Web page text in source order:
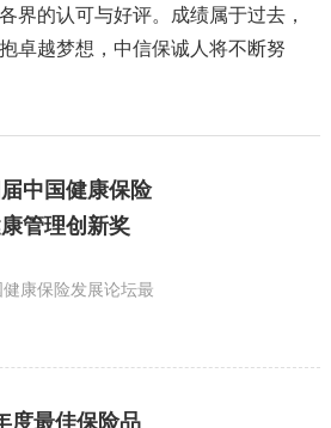
界的认可与好评。成绩属于过去，
卓越梦想，中信保诚人将不断努
中国健康保险
管理创新奖
康保险发展论坛最
度最佳保险品